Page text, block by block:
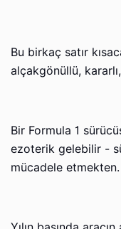
Bu birkaç satır
alçakgönüllü,
Bir Formula 1
ezoterik gelebilir -
mücadele